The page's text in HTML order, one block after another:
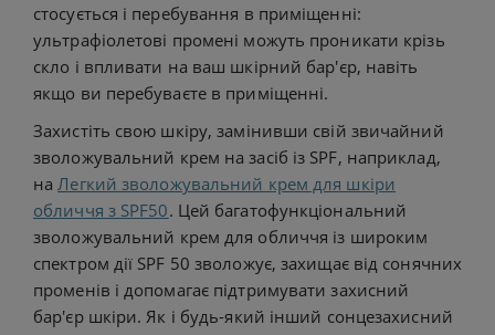
стосується і перебування в приміщенні:
ультрафіолетові промені можуть проникати крізь
скло і впливати на ваш шкірний бар'єр, навіть
якщо ви перебуваєте в приміщенні.
Захистіть свою шкіру, замінивши свій звичайний
зволожувальний крем на засіб із SPF, наприклад,
наЛегкий зволожувальний крем для шкіри
обличчя з SPF50. Цей багатофункціональний
зволожувальний крем для обличчя із широким
спектром дії SPF 50 зволожує, захищає від сонячних
променів і допомагає підтримувати захисний
бар'єр шкіри. Як і будь-який інший сонцезахисний